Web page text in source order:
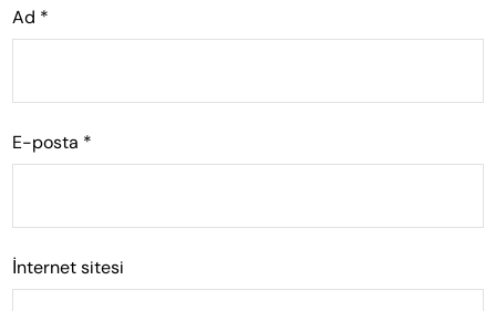
Ad *
E-posta *
İnternet sitesi